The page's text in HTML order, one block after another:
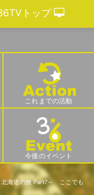
これまでの活動
今後のイベント
北海道の旅 Part7～ ここでも
トップ